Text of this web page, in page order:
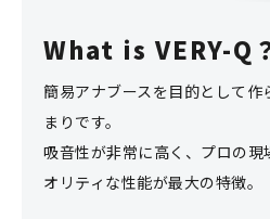
What is VERY-Q
簡易アナブースを目的として作
まりです。
吸音性が非常に高く、プロの現
オリティな性能が最大の特徴。